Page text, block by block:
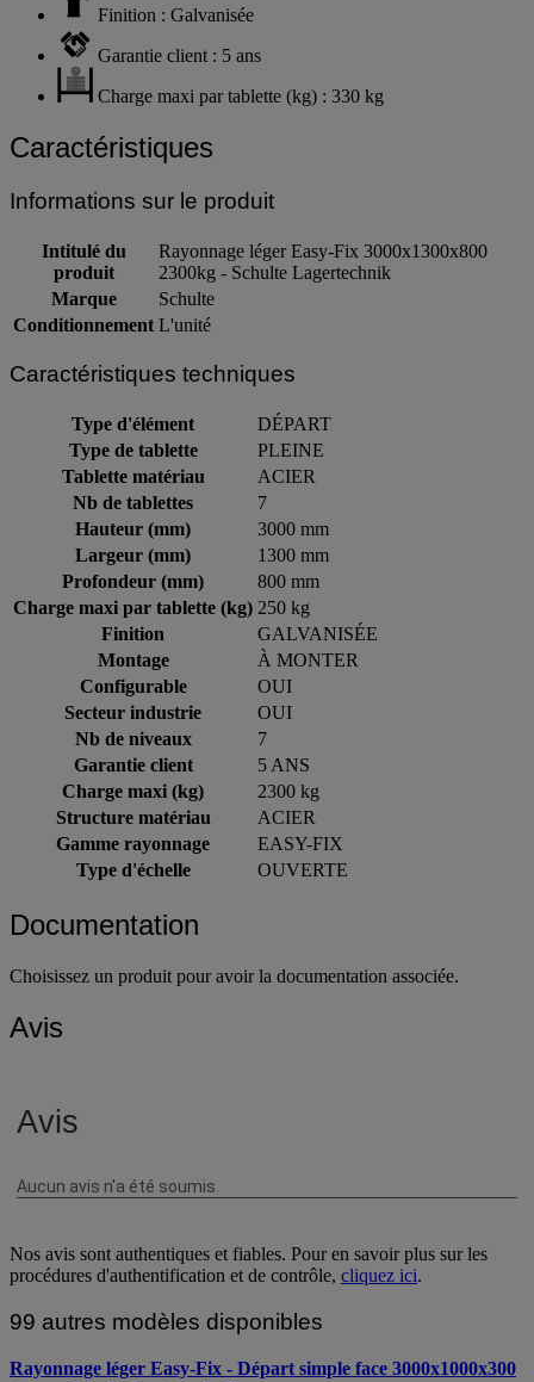
Finition : Galvanisée
Garantie client : 5 ans
Charge maxi par tablette (kg) : 330 kg
Caractéristiques
Informations sur le produit
Intitulé du
produit
Rayonnage léger Easy-Fix 3000x1300x800
2300kg - Schulte Lagertechnik
Marque
Schulte
Conditionnement L'unité
Caractéristiques techniques
Type d'élément
DÉPART
Type de tablette
PLEINE
Tablette matériau
ACIER
Nb de tablettes
7
Hauteur (mm)
3000 mm
Largeur (mm)
1300 mm
Profondeur (mm)
800 mm
Charge maxi par tablette (kg) 250 kg
Finition
GALVANISÉE
Montage
À MONTER
Configurable
OUI
Secteur industrie
OUI
Nb de niveaux
7
Garantie client
5 ANS
Charge maxi (kg)
2300 kg
Structure matériau
ACIER
Gamme rayonnage
EASY-FIX
Type d'échelle
OUVERTE
Documentation
Choisissez un produit pour avoir la documentation associée.
Avis
Nos avis sont authentiques et fiables. Pour en savoir plus sur les
procédures d'authentification et de contrôle, cliquez ici.
99 autres modèles disponibles
Rayonnage léger Easy-Fix - Départ simple face 3000x1000x300